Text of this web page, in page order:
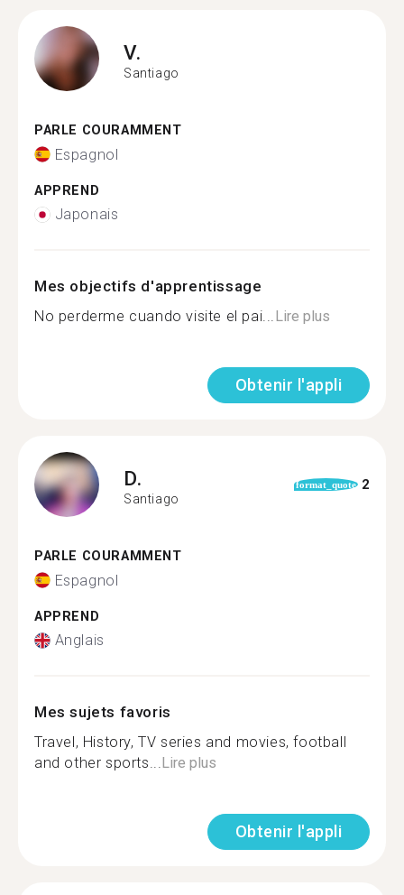
V.
Santiago
PARLE COURAMMENT
Espagnol
APPREND
Japonais
Mes objectifs d'apprentissage
No perderme cuando visite el pai...Lire plus
Obtenir l'appli
D.
Santiago
format_quote 2
PARLE COURAMMENT
Espagnol
APPREND
Anglais
Mes sujets favoris
Travel, History, TV series and movies, football
and other sports...Lire plus
Obtenir l'appli